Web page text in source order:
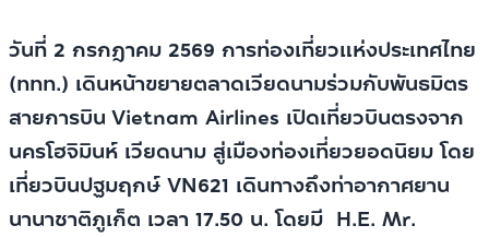
วันที่ 2 กรกฎาคม 2569 การท่องเที่ยวแห่งประเทศไทย
(ททท.) เดินหน้าขยายตลาดเวียดนามร่วมกับพันธมิตร
สายการบิน Vietnam Airlines เปิดเที่ยวบินตรงจาก
นครโฮจิมินห์ เวียดนาม สู่เมืองท่องเที่ยวยอดนิยม โดย
เที่ยวบินปฐมฤกษ์ VN621 เดินทางถึงท่าอากาศยาน
นานาชาติภูเก็ต เวลา 17.50 น. โดยมี H.E. Mr.